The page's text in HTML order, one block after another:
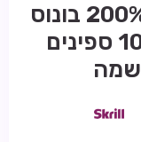
חבילת קבלת פנים: עד 200% בונוס
+ 100 ספינים חינם + 10 ספינים